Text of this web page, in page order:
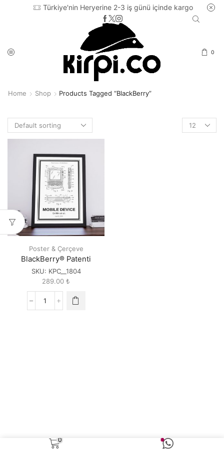
Türkiye'nin Heryerine 2-3 iş günü içinde kargo
0
Home Shop Products Tagged “BlackBerry”
Products
per
Poster & Çerçeve
BlackBerry® Patenti
SKU: KPC__1804
289.00 ₺
BlackBerry®
0